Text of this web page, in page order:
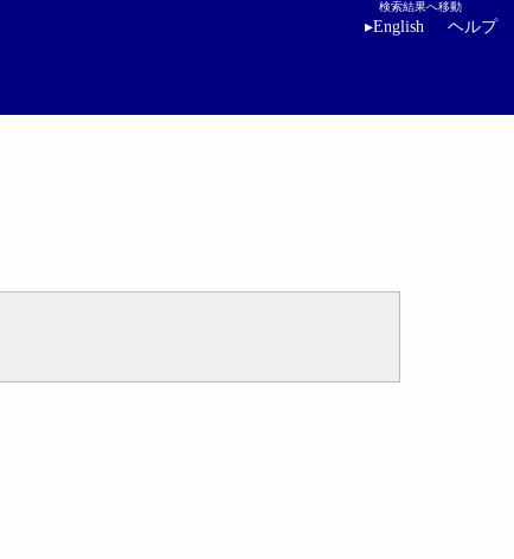
検索結果へ移動
▸English ヘルプ